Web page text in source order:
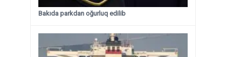
Bakıda parkdan oğurluq edilib